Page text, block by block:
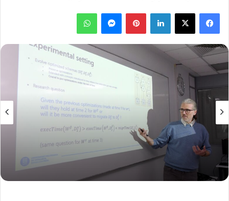
إلكترونيا
فيسبوك ‫X لينكدإن بينتيريستماسنجر واتساب